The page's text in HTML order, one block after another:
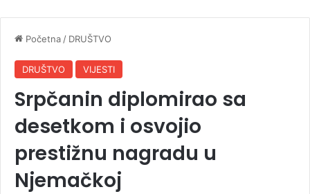
Početna / DRUŠTVO
DRUŠTVO VIJESTI
Srpčanin diplomirao sa
desetkom i osvojio
prestižnu nagradu u
Njemačkoj